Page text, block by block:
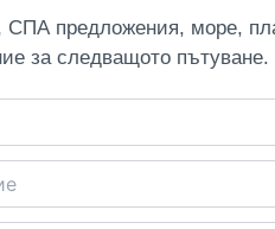
СПА предложения, море,
за следващото пътуване.